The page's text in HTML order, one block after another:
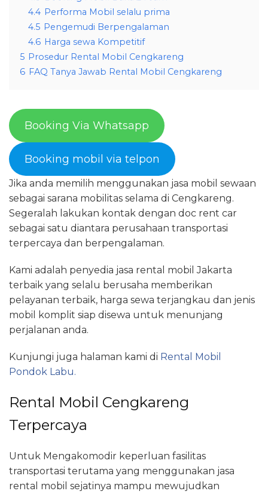
4.4 Performa Mobil selalu prima
4.5 Pengemudi Berpengalaman
4.6 Harga sewa Kompetitif
5 Prosedur Rental Mobil Cengkareng
6 FAQ Tanya Jawab Rental Mobil Cengkareng
Booking Via Whatsapp
Booking mobil via telpon
Jika anda memilih menggunakan jasa mobil sewaan
sebagai sarana mobilitas selama di Cengkareng.
Segeralah lakukan kontak dengan doc rent car
sebagai satu diantara perusahaan transportasi
terpercaya dan berpengalaman.
Kami adalah penyedia jasa rental mobil Jakarta
terbaik yang selalu berusaha memberikan
pelayanan terbaik, harga sewa terjangkau dan jenis
mobil komplit siap disewa untuk menunjang
perjalanan anda.
Kunjungi juga halaman kami di Rental Mobil
Pondok Labu.
Rental Mobil Cengkareng
Terpercaya
Untuk Mengakomodir keperluan fasilitas
transportasi terutama yang menggunakan jasa
rental mobil sejatinya mampu mewujudkan